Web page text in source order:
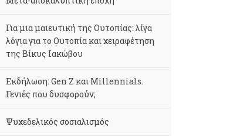
Για μια μαιευτική της Ουτοπίας: λίγα
λόγια για το Ουτοπία και χειραφέτηση
της Βίκυς Ιακώβου
Εκδήλωση: Gen Z και Millennials.
Γενιές που δυσφορούν;
Ψυχεδελικός σοσιαλισμός